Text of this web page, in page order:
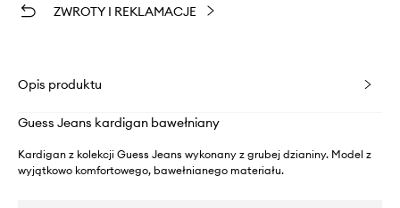
ZWROTY I REKLAMACJE
Opis produktu
Guess Jeans kardigan bawełniany
Kardigan z kolekcji Guess Jeans wykonany z grubej dzianiny. Model z
wyjątkowo komfortowego, bawełnianego materiału.